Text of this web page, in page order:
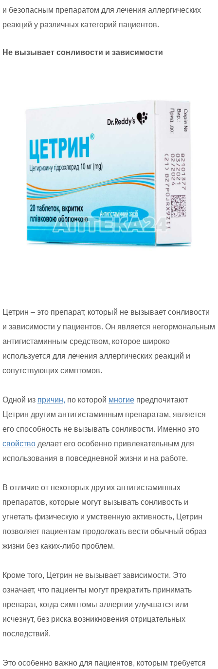
и безопасным препаратом для лечения аллергических
реакций у различных категорий пациентов.
Не вызывает сонливости и зависимости
Цетрин – это препарат, который не вызывает сонливости
и зависимости у пациентов. Он является негормональным
антигистаминным средством, которое широко
используется для лечения аллергических реакций и
сопутствующих симптомов.
Одной из причин, по которой многие предпочитают
Цетрин другим антигистаминным препаратам, является
его способность не вызывать сонливости. Именно это
свойство делает его особенно привлекательным для
использования в повседневной жизни и на работе.
В отличие от некоторых других антигистаминных
препаратов, которые могут вызывать сонливость и
угнетать физическую и умственную активность, Цетрин
позволяет пациентам продолжать вести обычный образ
жизни без каких-либо проблем.
Кроме того, Цетрин не вызывает зависимости. Это
означает, что пациенты могут прекратить принимать
препарат, когда симптомы аллергии улучшатся или
исчезнут, без риска возникновения отрицательных
последствий.
Это особенно важно для пациентов, которым требуется